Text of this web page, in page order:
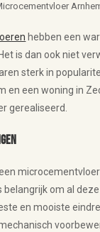
hebben een
is dan ook niet
sterk in
en een woning in
gerealiseerd.
belangrijk om al
en mooiste